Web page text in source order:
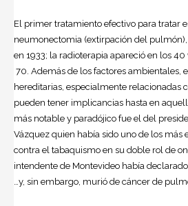
El primer tratamiento efectivo para tratar
neumonectomia (extirpación del
en 1933; la radioterapia apareció en los
70. Además de los factores ambientales,
hereditarias, especialmente relacionadas
pueden tener implicancias hasta en
más notable y paradójico fue el del
Vázquez quien había sido uno de los más
contra el tabaquismo en su doble rol de
intendente de Montevideo había
…y, sin embargo, murió de cáncer de